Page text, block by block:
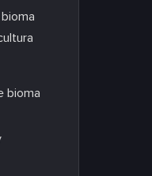
bioma